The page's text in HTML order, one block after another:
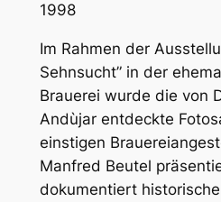
1998
Im Rahmen der
Sehnsucht” in der
Brauerei wurde die von
Andùjar entdeckte
einstigen
Manfred Beutel
dokumentiert